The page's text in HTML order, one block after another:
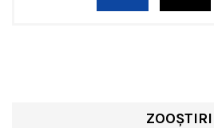
ZOOȘTIRI